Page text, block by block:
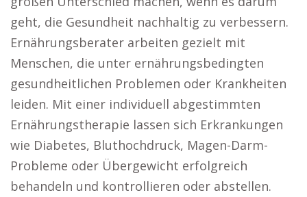
geht, die Gesundheit nachhaltig zu verbessern.
Ernährungsberater arbeiten gezielt mit
Menschen, die unter ernährungsbedingten
gesundheitlichen Problemen oder Krankheiten
leiden. Mit einer individuell abgestimmten
Ernährungstherapie lassen sich Erkrankungen
wie Diabetes, Bluthochdruck, Magen-Darm-
Probleme oder Übergewicht erfolgreich
behandeln und kontrollieren oder abstellen.